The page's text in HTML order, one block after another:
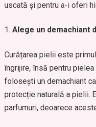
uscată și pentru a-i oferi
Alege un demachiant
Curățarea pielii este
îngrijire, însă pentru
folosești un demachiant
protecție naturală a pielii.
parfumuri, deoarece